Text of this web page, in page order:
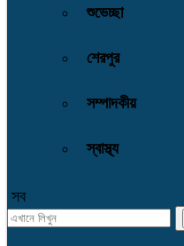
শুভেচ্ছা
শেরপুর
সম্পাদকীয়
স্বাস্থ্য
সব